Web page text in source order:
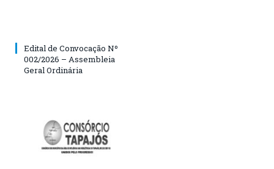
Edital de Convocação Nº
002/2026 – Assembleia
Geral Ordinária